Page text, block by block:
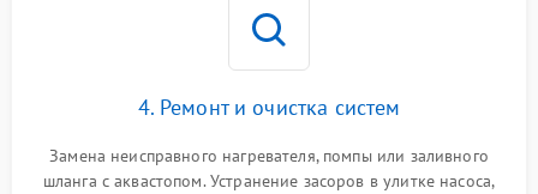
4. Ремонт и очистка систем
Замена неисправного нагревателя, помпы или заливного
шланга с аквастопом. Устранение засоров в улитке насоса,